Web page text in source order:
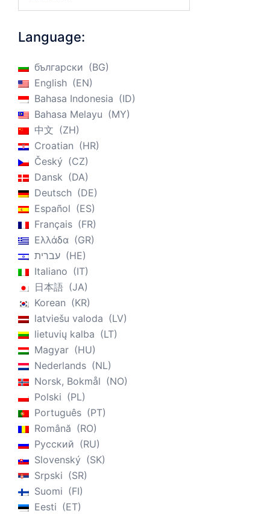
Language:
български
BG
English
EN
Bahasa Indonesia
ID
Bahasa Melayu
MY
中文
ZH
Croatian
HR
Český
CZ
Dansk
DA
Deutsch
DE
Español
ES
Français
FR
Ελλάδα
GR
עברית
HE
Italiano
IT
日本語
JA
Korean
KR
latviešu valoda
LV
lietuvių kalba
LT
Magyar
HU
Nederlands
NL
Norsk, Bokmål
NO
Polski
PL
Português
PT
Română
RO
Русский
RU
Slovenský
SK
Srpski
SR
Suomi
FI
Eesti
ET